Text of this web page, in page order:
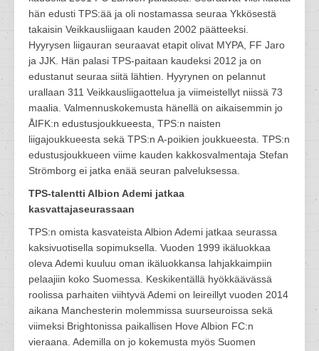
hän edusti TPS:ää ja oli nostamassa seuraa Ykkösestä
takaisin Veikkausliigaan kauden 2002 päätteeksi.
Hyyrysen liigauran seuraavat etapit olivat MYPA, FF Jaro
ja JJK. Hän palasi TPS-paitaan kaudeksi 2012 ja on
edustanut seuraa siitä lähtien. Hyyrynen on pelannut
urallaan 311 Veikkausliigaottelua ja viimeistellyt niissä 73
maalia. Valmennuskokemusta hänellä on aikaisemmin jo
ÅIFK:n edustusjoukkueesta, TPS:n naisten
liigajoukkueesta sekä TPS:n A-poikien joukkueesta. TPS:n
edustusjoukkueen viime kauden kakkosvalmentaja Stefan
Strömborg ei jatka enää seuran palveluksessa.
TPS-talentti Albion Ademi jatkaa
kasvattajaseurassaan
TPS:n omista kasvateista Albion Ademi jatkaa seurassa
kaksivuotisella sopimuksella. Vuoden 1999 ikäluokkaa
oleva Ademi kuuluu oman ikäluokkansa lahjakkaimpiin
pelaajiin koko Suomessa. Keskikentällä hyökkäävässä
roolissa parhaiten viihtyvä Ademi on leireillyt vuoden 2014
aikana Manchesterin molemmissa suurseuroissa sekä
viimeksi Brightonissa paikallisen Hove Albion FC:n
vieraana. Ademilla on jo kokemusta myös Suomen